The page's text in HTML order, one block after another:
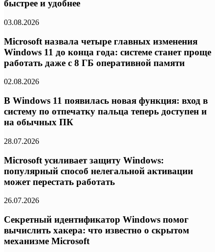
быстрее и удобнее
03.08.2026
Microsoft назвала четыре главных изменения
Windows 11 до конца года: системе станет проще
работать даже с 8 ГБ оперативной памяти
02.08.2026
В Windows 11 появилась новая функция: вход в
систему по отпечатку пальца теперь доступен и
на обычных ПК
28.07.2026
Microsoft усиливает защиту Windows:
популярный способ нелегальной активации
может перестать работать
26.07.2026
Секретный идентификатор Windows помог
вычислить хакера: что известно о скрытом
механизме Microsoft